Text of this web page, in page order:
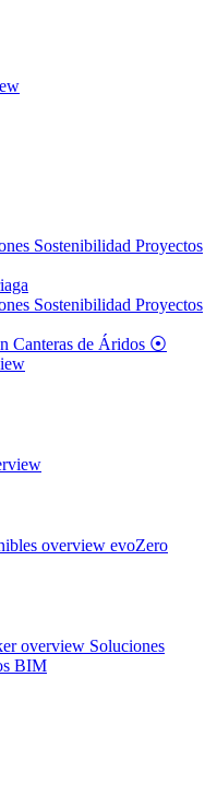
Sostenibilidad Proyectos
Sostenibilidad Proyectos
Canteras de Áridos ⦿
overview evoZero
overview Soluciones
BIM